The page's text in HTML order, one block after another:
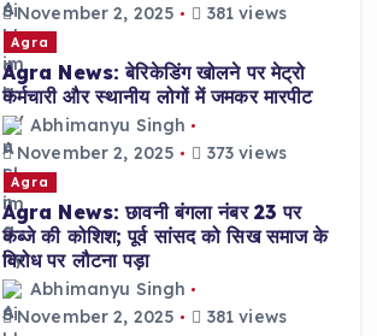
November 2, 2025
381 views
Agra
Agra News: बेरिकेडिंग खोलने पर मेट्रो
कर्मचारी और स्थानीय लोगों में जमकर मारपीट
Abhimanyu Singh
November 2, 2025
373 views
Agra
Agra News: छावनी बंगला नंबर 23 पर
कब्जे की कोशिश; पूर्व सांसद को सिख समाज के
विरोध पर लौटना पड़ा
Abhimanyu Singh
November 2, 2025
381 views